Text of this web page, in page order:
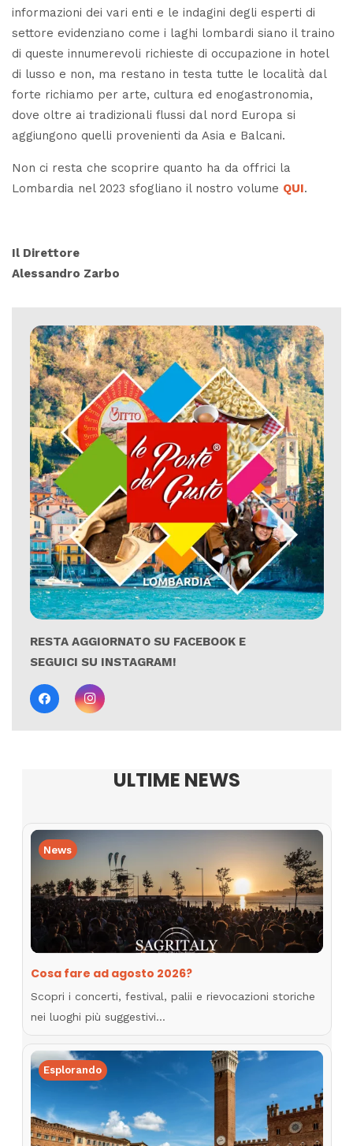
informazioni dei vari enti e le indagini degli esperti di
settore evidenziano come i laghi lombardi siano il traino
di queste innumerevoli richieste di occupazione in hotel
di lusso e non, ma restano in testa tutte le località dal
forte richiamo per arte, cultura ed enogastronomia,
dove oltre ai tradizionali flussi dal nord Europa si
aggiungono quelli provenienti da Asia e Balcani.
Non ci resta che scoprire quanto ha da offrici la
Lombardia nel 2023 sfogliano il nostro volume QUI.
Il Direttore
Alessandro Zarbo
RESTA AGGIORNATO SU FACEBOOK E
SEGUICI SU INSTAGRAM!
ULTIME NEWS
News
Cosa fare ad agosto 2026?
Scopri i concerti, festival, palii e rievocazioni storiche
nei luoghi più suggestivi…
Esplorando